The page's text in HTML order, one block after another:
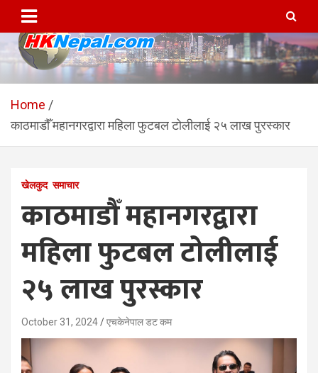
content
HKNepal.com – हङकङबाट
सञ्चालित पहिलो नेपाली अनलाईन
पत्रिका
hknepal, hknepal.com, hk nepal, hk nepal com
Home
काठमाडौँ महानगरद्वारा महिला फुटबल टोलीलाई २५ लाख पुरस्कार
खेलकुद समाचार
काठमाडौँ महानगरद्वारा
महिला फुटबल टोलीलाई
२५ लाख पुरस्कार
October 31, 2024 एचकेनेपाल डट कम